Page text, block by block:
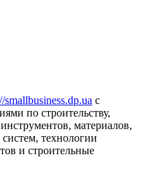
smallbusiness.dp.ua с
по строительству,
материалов,
технологии
и строительные